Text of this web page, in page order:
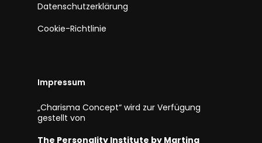
Datenschutzerklärung
Cookie-Richtlinie
Impressum
„Charisma Concept“ wird zur Verfügung
gestellt von
The Personality Institute by Martina